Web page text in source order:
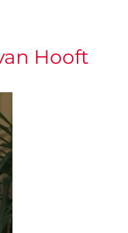
Hooft